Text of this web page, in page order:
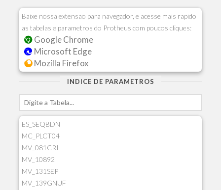
Baixe nossa extensao para navegador, e acesse mais rapido
as tabelas e parametros do Protheus com poucos cliques:
Google Chrome
Microsoft Edge
Mozilla Firefox
INDICE DE PARAMETROS
ES_SEQBDN
MC_PLCT04
MV_081CRI
MV_10892
MV_131SEP
MV_139GNUF